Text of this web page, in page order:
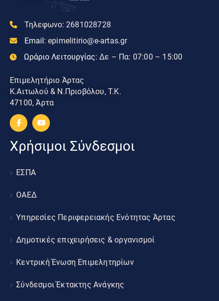
Τηλεφωνο: 2681028728
Email: epimelitirio@e-artas.gr
Ωράριο Λειτουργίας: Δε – Πα: 07:00 – 15:00
Επιμελητήριο Άρτας
Κ.Αιτωλού & Ν.Πριοβόλου, Τ.Κ.
47100, Άρτα
Χρήσιμοι Σύνδεσμοι
ΕΣΠΑ
ΟΑΕΔ
Υπηρεσίες Περιφερειακής Ενότητας Άρτας
Δημοτικές επιχειρήσεις & οργανισμοί
Κεντρική Ένωση Επιμελητηρίων
Σύνδεσμοι Έκτακτης Ανάγκης